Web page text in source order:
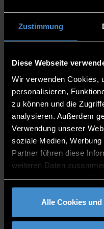
Zustimmung
Diese Webseite
Wir verwenden Cookies,
personalisieren,
zu können und die
analysieren. Außerdem
Verwendung unserer
soziale Medien,
Partner führen diese
weiteren Daten
gesammelt haben.
Alle Cookies
Julian Graf
Faculty of Computer
Support Staff
Lab Engineer
Lab Engineer
DEGG's 2.26
0991/3615-8035